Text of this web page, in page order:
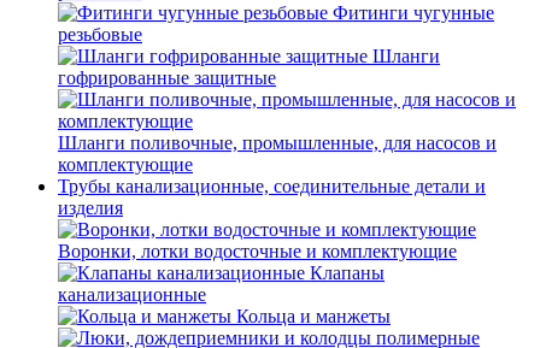
Фитинги чугунные
резьбовые
Шланги
гофрированные защитные
Шланги поливочные, промышленные, для насосов и
комплектующие
Трубы канализационные, соединительные детали и
изделия
Воронки, лотки водосточные и комплектующие
Клапаны
канализационные
Кольца и манжеты